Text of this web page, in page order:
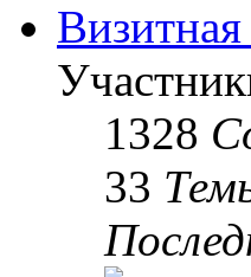
Визитная
1328
33